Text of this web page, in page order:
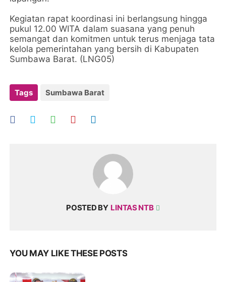
Kegiatan rapat koordinasi ini berlangsung hingga
pukul 12.00 WITA dalam suasana yang penuh
semangat dan komitmen untuk terus menjaga tata
kelola pemerintahan yang bersih di Kabupaten
Sumbawa Barat. (LNG05)
Tags Sumbawa Barat
POSTED BY LINTAS NTB
YOU MAY LIKE THESE POSTS